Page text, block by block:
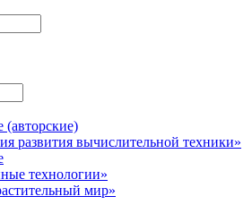
(авторские)
развития вычислительной техники»
технологии»
мир»